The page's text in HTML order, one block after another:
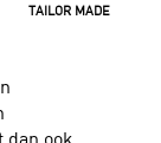
TAILOR MADE
dan ook